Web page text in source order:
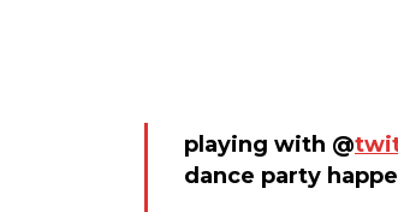
playing with @
dance party